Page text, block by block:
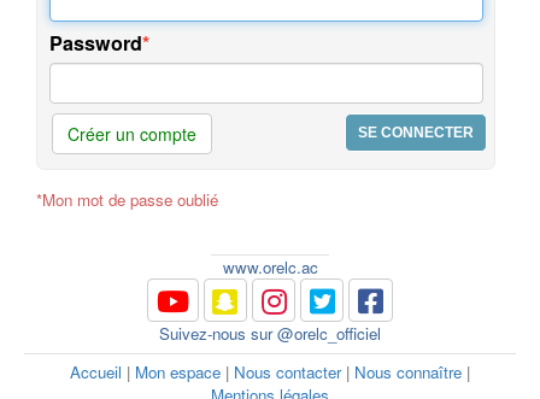
préférencesPassword
Créer un compte
*Mon mot de passe oublié
www.orelc.ac
Suivez-nous sur @orelc_officiel
Accueil | Mon espace | Nous contacter| Nous connaître |
Mentions légales